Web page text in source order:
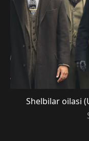
Shelbilar oilasi